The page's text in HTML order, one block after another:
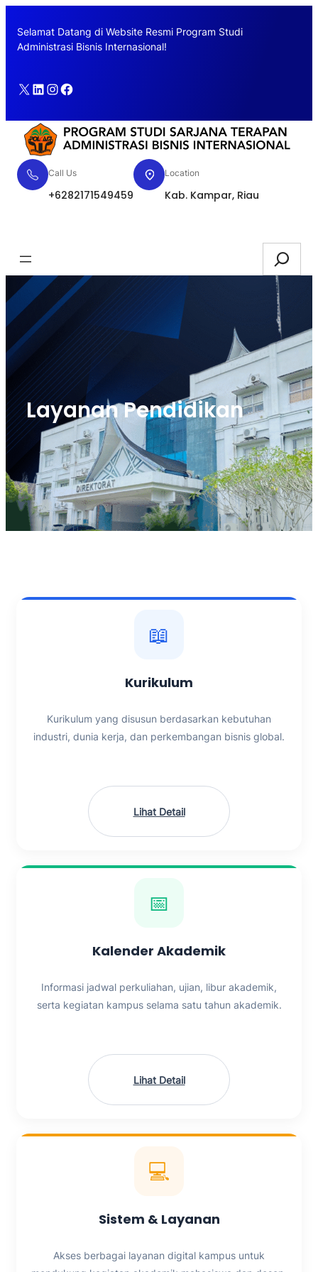
content
Selamat Datang di Website Resmi Program Studi
Administrasi Bisnis Internasional!
X LinkedIn
Instagram
Facebook
Call Us
+6282171549459
Location
Kab. Kampar, Riau
Search
Layanan Pendidikan
📖
Kurikulum
Kurikulum yang disusun berdasarkan kebutuhan
industri, dunia kerja, dan perkembangan bisnis global.
Lihat Detail
📅
Kalender Akademik
Informasi jadwal perkuliahan, ujian, libur akademik,
serta kegiatan kampus selama satu tahun akademik.
Lihat Detail
💻
Sistem & Layanan
Akses berbagai layanan digital kampus untuk